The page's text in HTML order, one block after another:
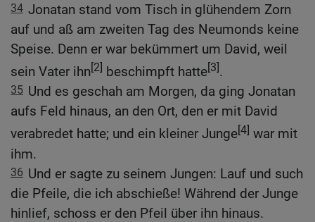
34 Jonatan stand vom Tisch in glühendem Zorn
auf und aß am zweiten Tag des Neumonds keine
Speise. Denn er war bekümmert um David, weil
sein Vater ihn[2] beschimpft hatte[3].
35 Und es geschah am Morgen, da ging Jonatan
aufs Feld hinaus, an den Ort, den er mit David
verabredet hatte; und ein kleiner Junge[4] war mit
ihm.
36 Und er sagte zu seinem Jungen: Lauf und such
die Pfeile, die ich abschieße! Während der Junge
hinlief, schoss er den Pfeil über ihn hinaus.